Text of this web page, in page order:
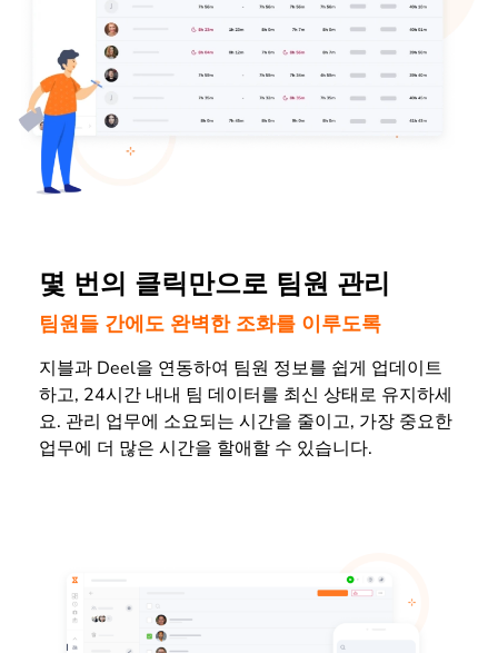
몇 번의 클릭만으로 팀원 관리
팀원들 간에도 완벽한 조화를 이루도록
지블과 Deel을 연동하여 팀원 정보를 쉽게 업데이트
하고, 24시간 내내 팀 데이터를 최신 상태로 유지하세
요. 관리 업무에 소요되는 시간을 줄이고, 가장 중요한
업무에 더 많은 시간을 할애할 수 있습니다.